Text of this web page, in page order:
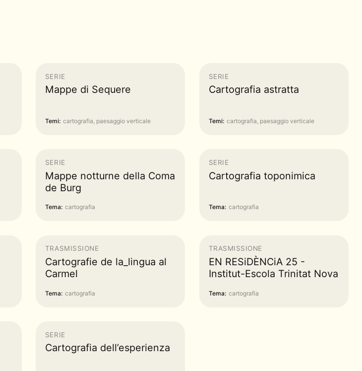
SERIE
Mappe di Sequere
Temi: cartografia, paesaggio verticale
SERIE
Cartografia astratta
Temi: cartografia, paesaggio verticale
SERIE
Mappe notturne della Coma
de Burg
Tema: cartografia
SERIE
Cartografia toponimica
Tema: cartografia
TRASMISSIONE
Cartografie de la_lingua al
Carmel
Tema: cartografia
TRASMISSIONE
EN RESiDÈNCiA 25 -
Institut-Escola Trinitat Nova
Tema: cartografia
SERIE
Cartografia dell’esperienza